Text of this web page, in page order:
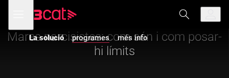
navegació
principal
menú
de
La solució programes més info
Mares narcisistes: com són i com posar-
hi límits